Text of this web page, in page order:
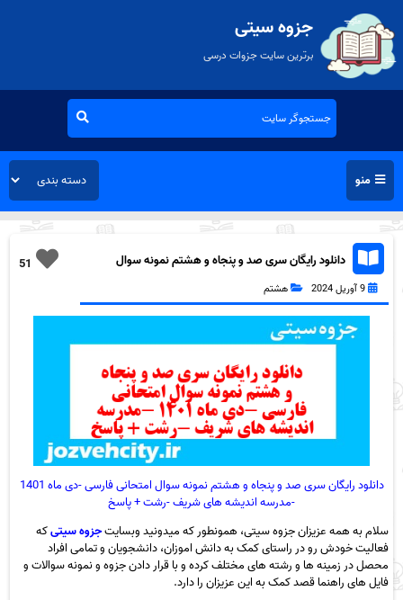
جزوه سیتی
برترین سایت جزوات درسی
منو
51
دانلود رایگان سری صد و پنجاه و هشتم نمونه سوال
فارسی هشتم به همراه pdf
9 آوریل 2024 هشتم
دانلود رایگان سری صد و پنجاه و هشتم نمونه سوال امتحانی فارسی -دی ماه 1401
-مدرسه اندیشه های شریف -رشت + پاسخ
سلام به همه عزیزان جزوه سیتی، همونطور که میدونید وبسایتجزوه سیتیکه
فعالیت خودش رو در راستای کمک به دانش اموزان، دانشجویان و تمامی افراد
محصل در زمینه ها و رشته های مختلف کرده و با قرار دادن جزوه و نمونه سوالات و
فایل های راهنما قصد کمک به این عزیزان را دارد.